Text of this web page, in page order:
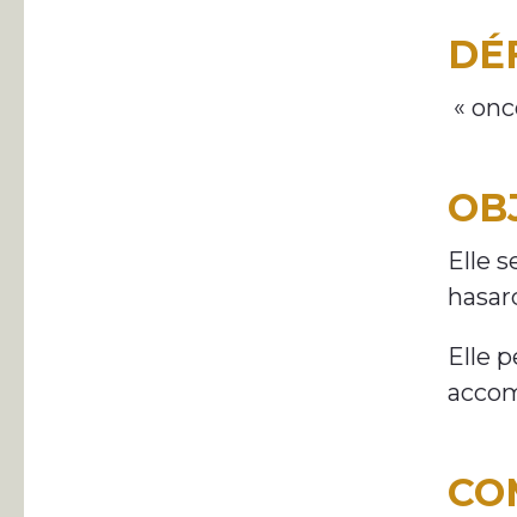
«
Elle
Elle